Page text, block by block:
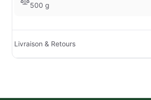
500 g
Livraison & Retours